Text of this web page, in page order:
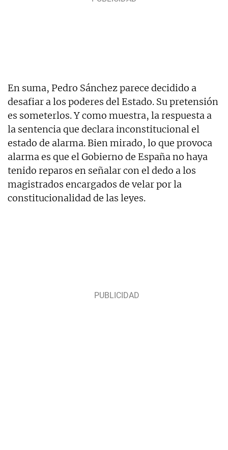
En suma, Pedro Sánchez parece decidido a
desafiar a los poderes del Estado. Su pretensión
es someterlos. Y como muestra, la respuesta a
la sentencia que declara inconstitucional el
estado de alarma. Bien mirado, lo que provoca
alarma es que el Gobierno de España no haya
tenido reparos en señalar con el dedo a los
magistrados encargados de velar por la
constitucionalidad de las leyes.